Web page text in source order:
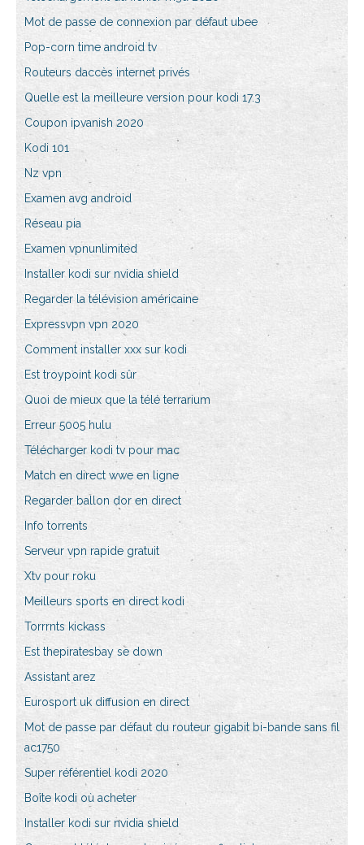
Mot de passe de connexion par défaut ubee
Pop-corn time android tv
Routeurs daccès internet privés
Quelle est la meilleure version pour kodi 17.3
Coupon ipvanish 2020
Kodi 101
Nz vpn
Examen avg android
Réseau pia
Examen vpnunlimited
Installer kodi sur nvidia shield
Regarder la télévision américaine
Expressvpn vpn 2020
Comment installer xxx sur kodi
Est troypoint kodi sûr
Quoi de mieux que la télé terrarium
Erreur 5005 hulu
Télécharger kodi tv pour mac
Match en direct wwe en ligne
Regarder ballon dor en direct
Info torrents
Serveur vpn rapide gratuit
Xtv pour roku
Meilleurs sports en direct kodi
Torrrnts kickass
Est thepiratesbay se down
Assistant arez
Eurosport uk diffusion en direct
Mot de passe par défaut du routeur gigabit bi-bande sans fil
ac1750
Super référentiel kodi 2020
Boîte kodi où acheter
Installer kodi sur nvidia shield